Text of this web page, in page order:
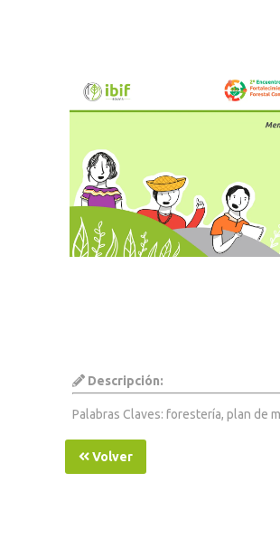
Descripción:
Palabras Claves: forestería, plan de
Volver